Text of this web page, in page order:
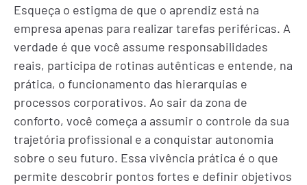
Esqueça o estigma de que o aprendiz está na
empresa apenas para realizar tarefas periféricas. A
verdade é que você assume responsabilidades
reais, participa de rotinas autênticas e entende, na
prática, o funcionamento das hierarquias e
processos corporativos. Ao sair da zona de
conforto, você começa a assumir o controle da sua
trajetória profissional e a conquistar autonomia
sobre o seu futuro. Essa vivência prática é o que
permite descobrir pontos fortes e definir objetivos